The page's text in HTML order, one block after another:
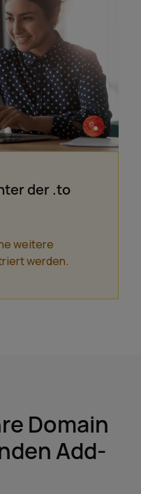
der .to
weitere
werden.
Domain
Add-